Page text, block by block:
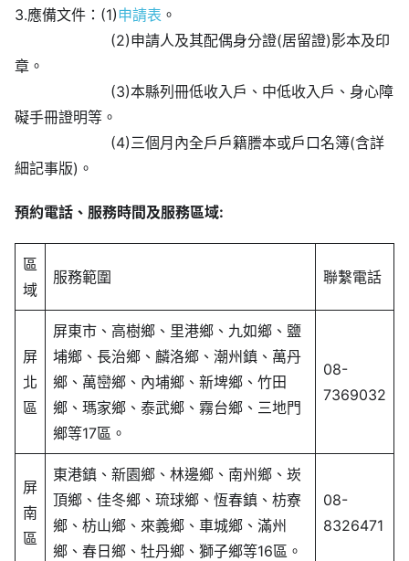
3.應備文件：(1)申請表 。
(2)申請人及其配偶身分證(居留證)影本及印
章。
(3)本縣列冊低收入戶、中低收入戶、身心障
礙手冊證明等。
(4)三個月內全戶戶籍謄本或戶口名簿(含詳
細記事版)。
預約電話、服務時間及服務區域:
區
域
服務範圍 聯繫電話
屏
北
區
屏東市、高樹鄉、里港鄉、九如鄉、鹽
埔鄉、長治鄉、麟洛鄉、潮州鎮、萬丹
鄉、萬巒鄉、內埔鄉、新埤鄉、竹田
鄉、瑪家鄉、泰武鄉、霧台鄉、三地門
鄉等17區。
08-
7369032
屏
南
區
東港鎮、新園鄉、林邊鄉、南州鄉、崁
頂鄉、佳冬鄉、琉球鄉、恆春鎮、枋寮
鄉、枋山鄉、來義鄉、車城鄉、滿州
鄉、春日鄉、牡丹鄉、獅子鄉等16區。
08-
8326471